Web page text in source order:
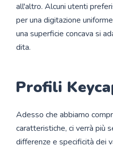
all'altro. Alcuni utenti
per una digitazione
una superficie concava si
dita.
Profili
Adesso che abbiamo
caratteristiche, ci verrà più
differenze e specificità dei